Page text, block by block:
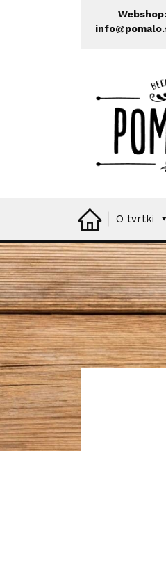
Webshop:
O tvrtki